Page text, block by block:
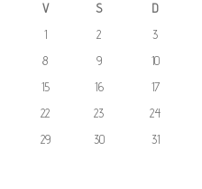
V S
D
1
2
3
8 9
10
15 16
17
22 23
24
29 30 31